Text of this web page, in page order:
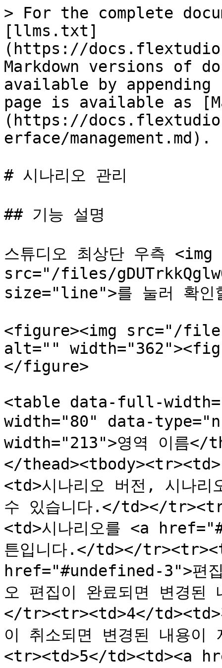
> For the complete
[llms.txt]
(https://
Markdown versions of
available by
page is available as
(https://
erface/management.md).
# 시나리오 관리
## 기능 설명
스튜디오 최상단 우측 <img
src="/files/
size="line">를 눌러 확인
<figure><img src="/files/
alt=""
</figure>
<table data-full-
width="80" data-
width="213">영역 이름</
</
<td>시나리오 버전, 시나리
수 있습니다.</td></
<td>시나리오를 <a
튼입니다.</td></
href="#undefined-3">편
오 편집이 완료되면 변경된
</tr><tr><td>4</td><td>
이 취소되면 변경된 내용
<tr><td>5</td><td><a